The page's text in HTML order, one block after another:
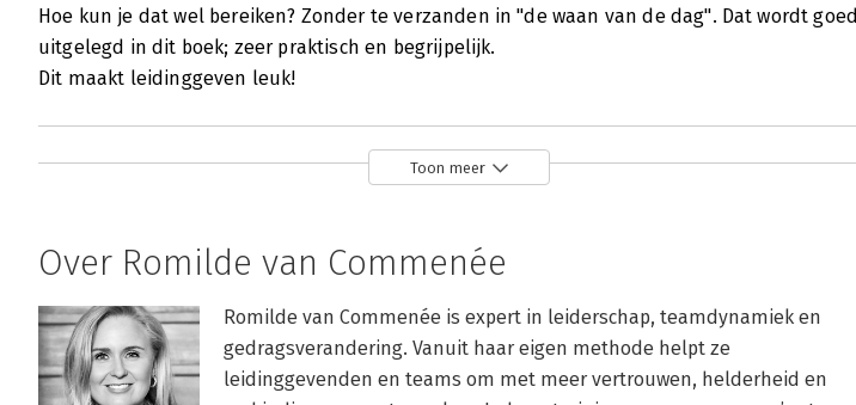
Hoe kun je dat wel bereiken? Zonder te verzanden in "de waan van de dag". Dat wordt goed
uitgelegd in dit boek; zeer praktisch en begrijpelijk.
Dit maakt leidinggeven leuk!
Toon meer
Over Romilde van Commenée
Romilde van Commenée is expert in leiderschap, teamdynamiek en
gedragsverandering. Vanuit haar eigen methode helpt ze
leidinggevenden en teams om met meer vertrouwen, helderheid en